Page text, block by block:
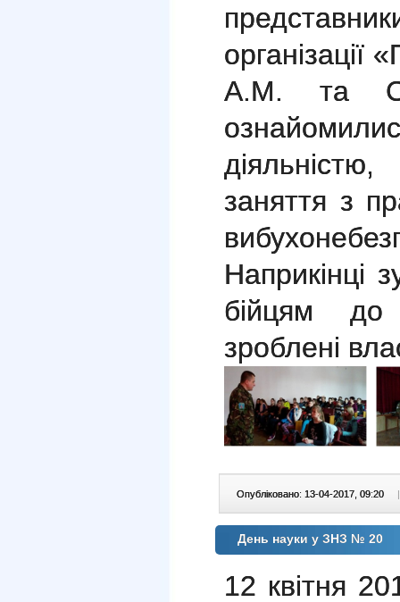
організації
А.М. та
заняття з
Наприкінці
бійцям до
зроблені
Опубліковано: 13-04-2017, 09:20 |
День науки у ЗНЗ № 20
12 квітня